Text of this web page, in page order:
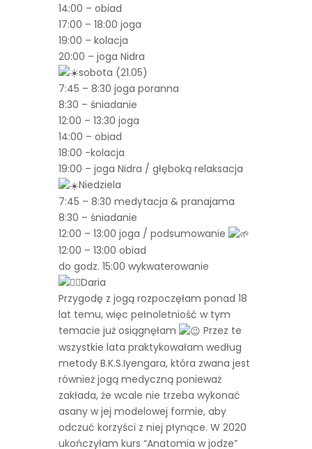
14:00 – obiad
17:00 – 18:00 joga
19:00 – kolacja
20:00 – joga Nidra
sobota (21.05)
7:45 – 8:30 joga poranna
8:30 – śniadanie
12:00 – 13:30 joga
14:00 – obiad
18:00 -kolacja
19:00 – joga Nidra / głęboką relaksacja
Niedziela
7:45 – 8:30 medytacja & pranajama
8:30 – śniadanie
12:00 – 13:00 joga / podsumowanie
12:00 – 13:00 obiad
do godz. 15:00 wykwaterowanie
Daria
Przygodę z jogą rozpoczęłam ponad 18
lat temu, więc pełnoletniość w tym
temacie już osiągnęłam
Przez te
wszystkie lata praktykowałam według
metody B.K.S.Iyengara, która zwana jest
również jogą medyczną ponieważ
zakłada, że wcale nie trzeba wykonać
asany w jej modelowej formie, aby
odczuć korzyści z niej płynące. W 2020
ukończyłam kurs “Anatomia w jodze”